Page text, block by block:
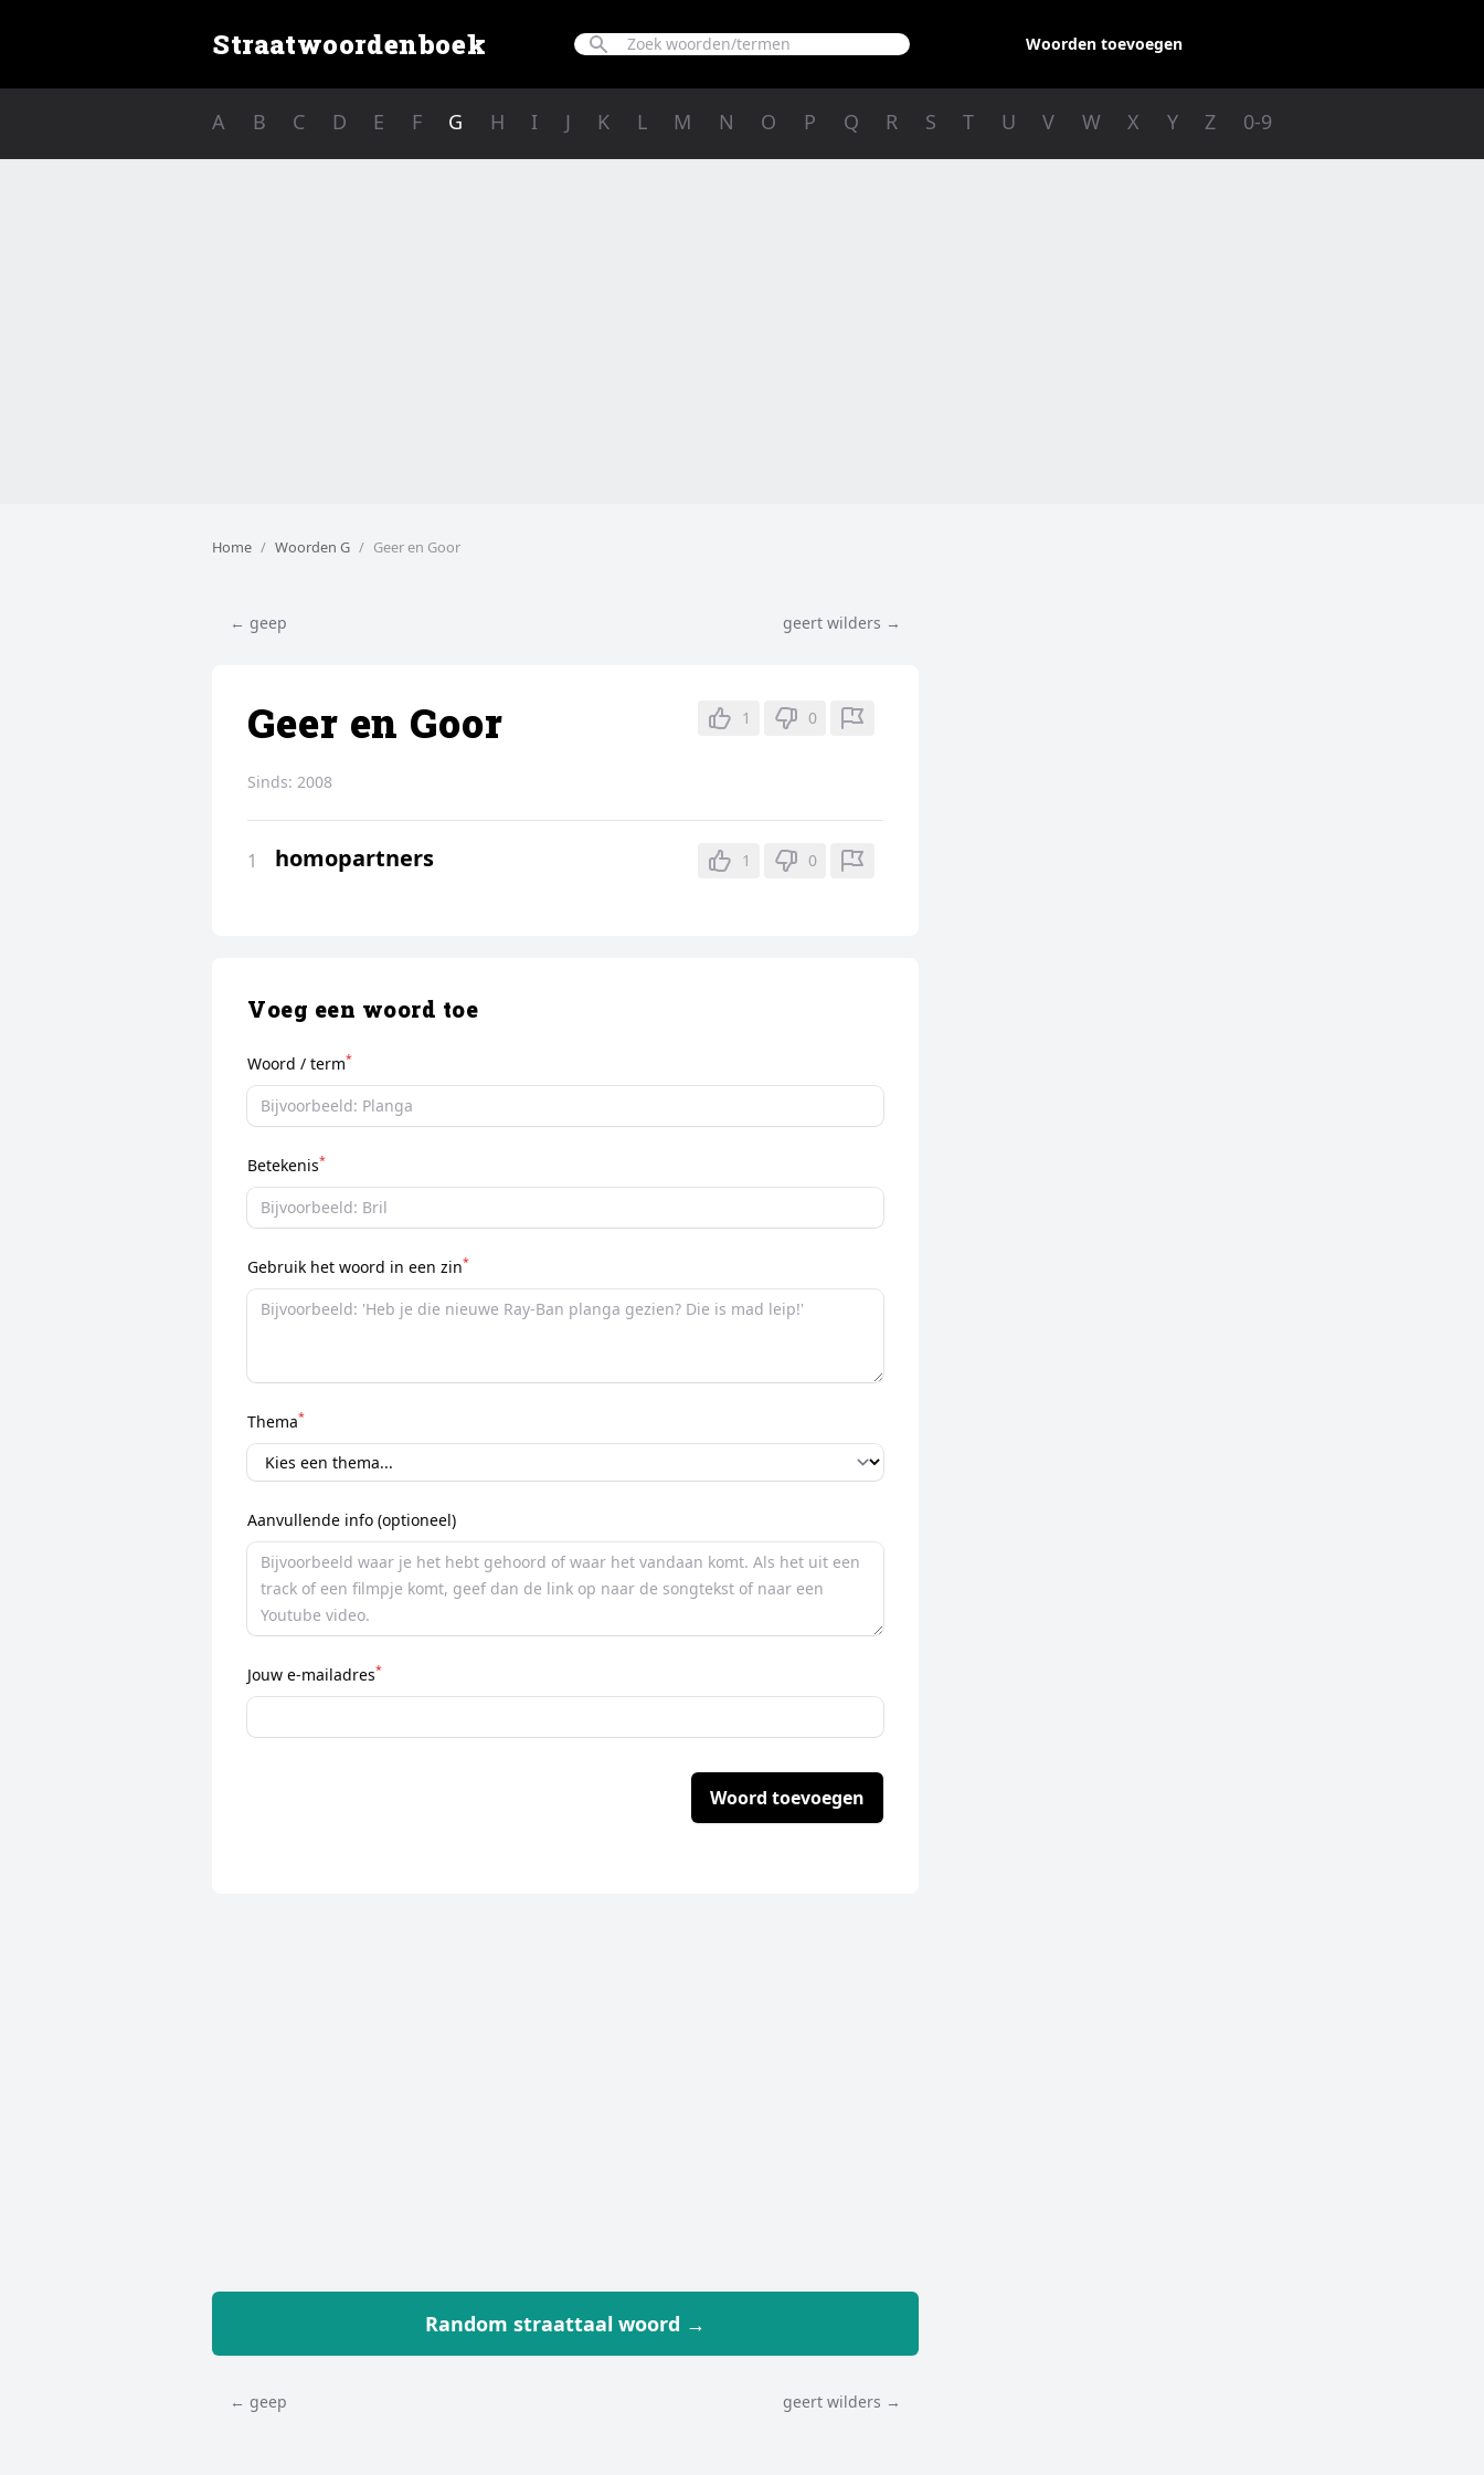
Straatwoordenboek Woorden toevoegen
A B C D E F G H I J K L M N O P Q R S T U V W X Y Z 0-9
Home Woorden G Geer en Goor
← geep geert wilders →
Geer en Goor 1 0
Sinds: 2008
1 homopartners 1 0
Voeg een woord toe
Woord / term*
Betekenis*
Gebruik het woord in een zin*
Thema*
Aanvullende info (optioneel)
Jouw e-mailadres*
Woord toevoegen
Random straattaal woord →
← geep geert wilders →